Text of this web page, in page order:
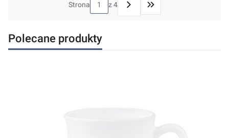
Strona z 4 Przejdź do ostatniej
Polecane produkty